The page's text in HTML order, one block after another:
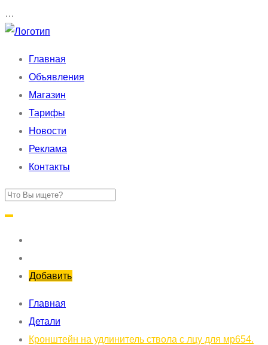
…
Главная
Объявления
Магазин
Тарифы
Новости
Реклама
Контакты
Добавить
Главная
Детали
Кронштейн на удлинитель ствола с лцу для мр654.